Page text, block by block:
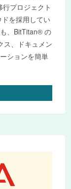
プロジェクト
を採用してい
、BitTitan® の
ス、ドキュメン
ションを簡単